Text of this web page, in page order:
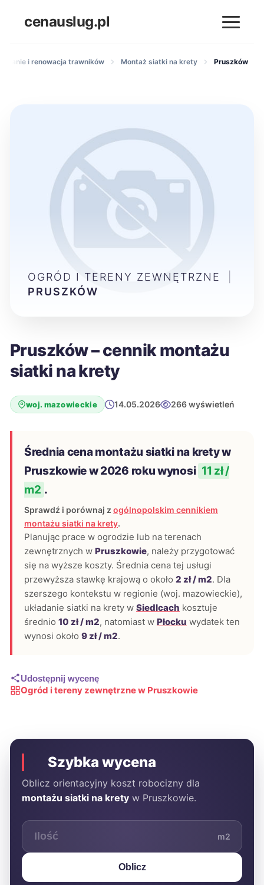
cenauslug.pl
i renowacja trawników Montaż siatki na krety Pruszków
Pruszków – cennik montażu
siatki na krety
woj. mazowieckie 14.05.2026 266 wyświetleń
Średnia cena montażu siatki na krety w
Pruszkowie w 2026 roku wynosi 11 zł /
m2 .
Sprawdź i porównaj z ogólnopolskim cennikiem
montażu siatki na krety.
Planując prace w ogrodzie lub na terenach
zewnętrznych w Pruszkowie, należy przygotować
się na wyższe koszty. Średnia cena tej usługi
przewyższa stawkę krajową o około 2 zł / m2. Dla
szerszego kontekstu w regionie (woj. mazowieckie),
układanie siatki na krety w Siedlcach kosztuje
średnio 10 zł / m2, natomiast w Płocku wydatek ten
wynosi około 9 zł / m2.
Udostępnij wycenę
Ogród i tereny zewnętrzne w Pruszkowie
OGRÓD I TERENY ZEWNĘTRZNE
PRUSZKÓW
Szybka wycena
Oblicz orientacyjny koszt robocizny dla
montażu siatki na krety w Pruszkowie.
m2
Oblicz